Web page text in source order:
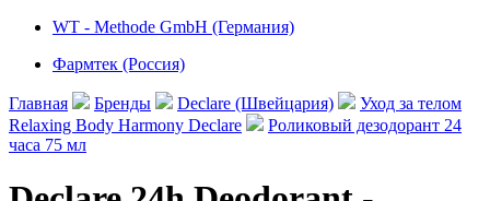
WT - Methode GmbH (Германия)
Фармтек (Россия)
Главная Бренды Declare (Швейцария)
Уход за телом
Relaxing Body Harmony Declare
Роликовый дезодорант 24
часа 75 мл